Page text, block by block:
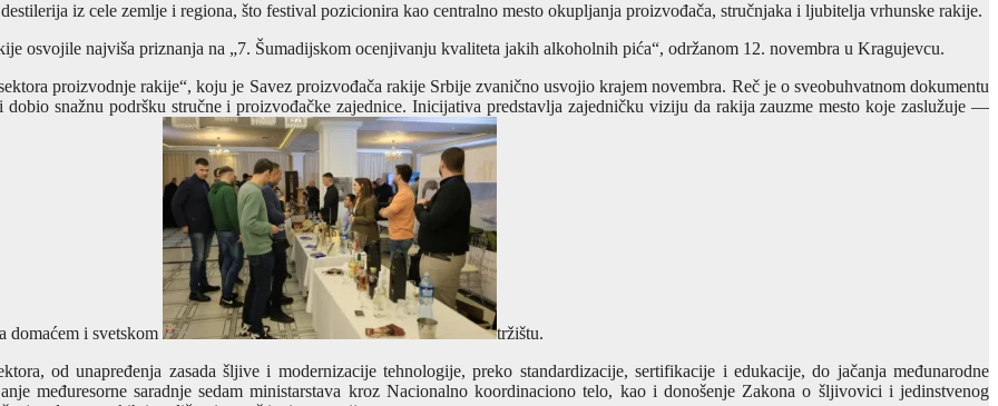
iz cele zemlje i regiona, što festival pozicionira kao centralno mesto okupljanja proizvođača, stručnjaka i ljubitelja vrhunske rakije.
osvojile najviša priznanja na „7. Šumadijskom ocenjivanju kvaliteta jakih alkoholnih pića“, održanom 12. novembra u Kragujevcu.
proizvodnje rakije“, koju je Savez proizvođača rakije Srbije zvanično usvojio krajem novembra. Reč je o sveobuhvatnom dokumentu
snažnu podršku stručne i proizvođačke zajednice. Inicijativa predstavlja zajedničku viziju da rakija zauzme mesto koje zaslužuje —
domaćem i svetskom
tržištu.
od unapređenja zasada šljive i modernizacije tehnologije, preko standardizacije, sertifikacije i edukacije, do jačanja međunarodne
međuresorne saradnje sedam ministarstava kroz Nacionalno koordinaciono telo, kao i donošenje Zakona o šljivovici i jedinstvenog